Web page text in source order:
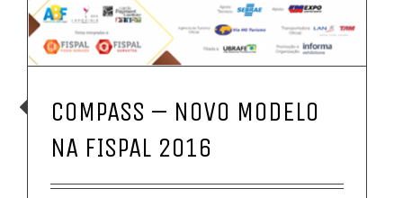
COMPASS – NOVO MODELO
NA FISPAL 2016